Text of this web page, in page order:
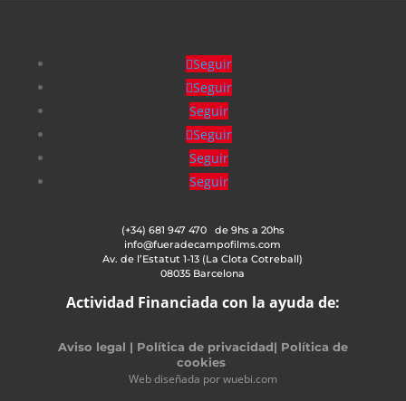
Seguir
Seguir
Seguir
Seguir
Seguir
Seguir
(+34) 681 947 470 de 9hs a 20hs
info@fueradecampofilms.com
Av. de l’Estatut 1-13 (La Clota Cotreball)
08035 Barcelona
Actividad Financiada con la ayuda de:
Aviso legal | Política de privacidad| Política de
cookies
Web diseñada por wuebi.com